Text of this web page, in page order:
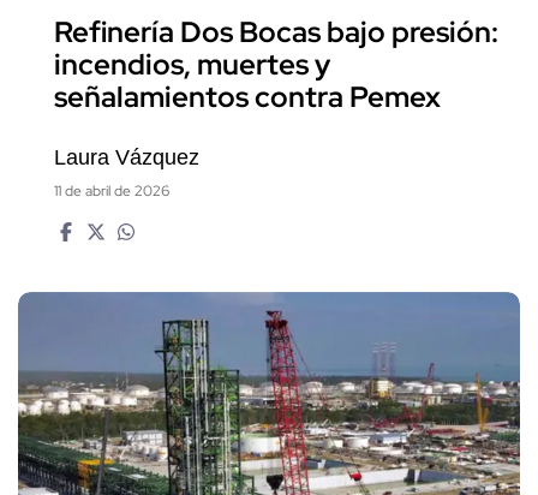
Refinería Dos Bocas bajo presión:
incendios, muertes y
señalamientos contra Pemex
Laura Vázquez
11 de abril de 2026